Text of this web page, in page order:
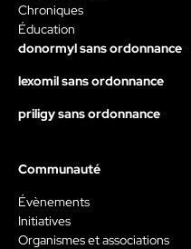
Chroniques
Éducation
donormyl sans ordonnance
lexomil sans ordonnance
priligy sans ordonnance
Communauté
Évènements
Initiatives
Organismes et associations